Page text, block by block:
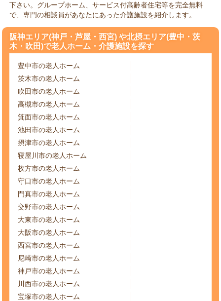
下さい。グループホーム、サービス付高齢者住宅等を完全無料
で、専門の相談員があなたにあった介護施設を紹介します。
阪神エリア(神戸・芦屋・西宮) や北摂エリア(豊中・茨
木・吹田)で老人ホーム・介護施設を探す
豊中市の老人ホーム
茨木市の老人ホーム
吹田市の老人ホーム
高槻市の老人ホーム
箕面市の老人ホーム
池田市の老人ホーム
摂津市の老人ホーム
寝屋川市の老人ホーム
枚方市の老人ホーム
守口市の老人ホーム
門真市の老人ホーム
交野市の老人ホーム
大東市の老人ホーム
大阪市の老人ホーム
西宮市の老人ホーム
尼崎市の老人ホーム
神戸市の老人ホーム
川西市の老人ホーム
宝塚市の老人ホーム